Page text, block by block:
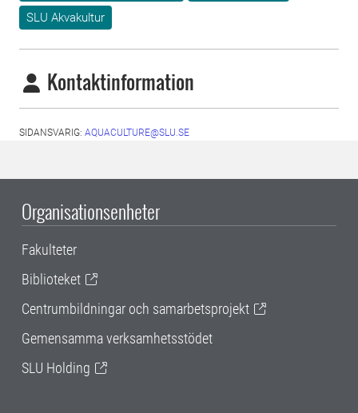
SLU Akvakultur
Kontaktinformation
SIDANSVARIG: AQUACULTURE@SLU.SE
Organisationsenheter
Fakulteter
Biblioteket
Centrumbildningar och samarbetsprojekt
Gemensamma verksamhetsstödet
SLU Holding